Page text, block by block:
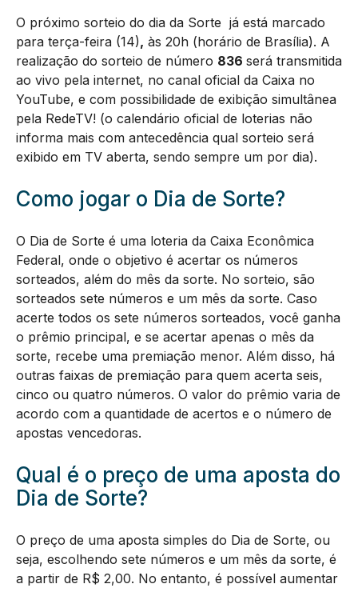
O próximo sorteio do dia da Sorte já está marcado
para terça-feira (14), às 20h (horário de Brasília). A
realização do sorteio de número 836 será transmitida
ao vivo pela internet, no canal oficial da Caixa no
YouTube, e com possibilidade de exibição simultânea
pela RedeTV! (o calendário oficial de loterias não
informa mais com antecedência qual sorteio será
exibido em TV aberta, sendo sempre um por dia).
Como jogar o Dia de Sorte?
O Dia de Sorte é uma loteria da Caixa Econômica
Federal, onde o objetivo é acertar os números
sorteados, além do mês da sorte. No sorteio, são
sorteados sete números e um mês da sorte. Caso
acerte todos os sete números sorteados, você ganha
o prêmio principal, e se acertar apenas o mês da
sorte, recebe uma premiação menor. Além disso, há
outras faixas de premiação para quem acerta seis,
cinco ou quatro números. O valor do prêmio varia de
acordo com a quantidade de acertos e o número de
apostas vencedoras.
Qual é o preço de uma aposta do
Dia de Sorte?
O preço de uma aposta simples do Dia de Sorte, ou
seja, escolhendo sete números e um mês da sorte, é
a partir de R$ 2,00. No entanto, é possível aumentar